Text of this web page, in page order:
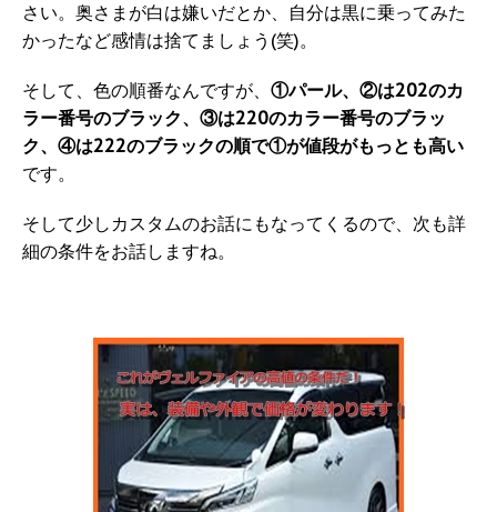
さい。奥さまが白は嫌いだとか、自分は黒に乗ってみた
かったなど感情は捨てましょう(笑)。
そして、色の順番なんですが、 ①パール、②は202のカ
ラー番号のブラック、③は220のカラー番号のブラッ
ク、④は222のブラックの順で①が値段がもっとも高い
です。
そして少しカスタムのお話にもなってくるので、次も詳
細の条件をお話しますね。